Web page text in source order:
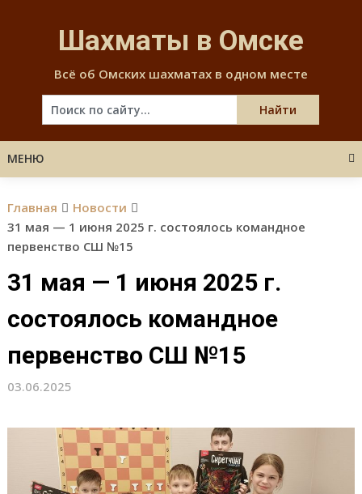
content
Шахматы в Омске
Всё об Омских шахматах в одном месте
МЕНЮ
Главная
Новости
31 мая — 1 июня 2025 г. состоялось командное
первенство СШ №15
31 мая — 1 июня 2025 г.
состоялось командное
первенство СШ №15
03.06.2025